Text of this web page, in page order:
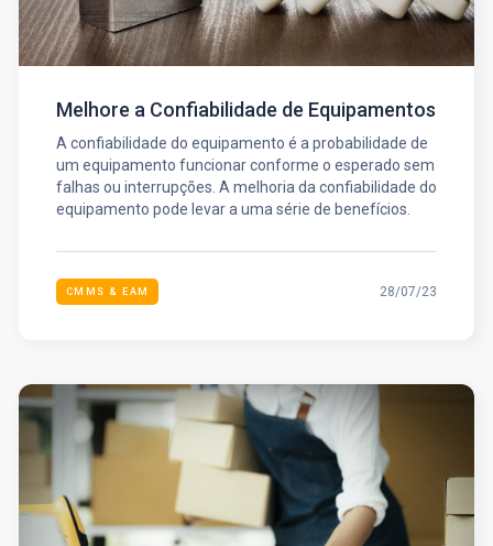
Melhore a Confiabilidade de Equipamentos
A confiabilidade do equipamento é a probabilidade de
um equipamento funcionar conforme o esperado sem
falhas ou interrupções. A melhoria da confiabilidade do
equipamento pode levar a uma série de benefícios.
CMMS & EAM 28/07/23